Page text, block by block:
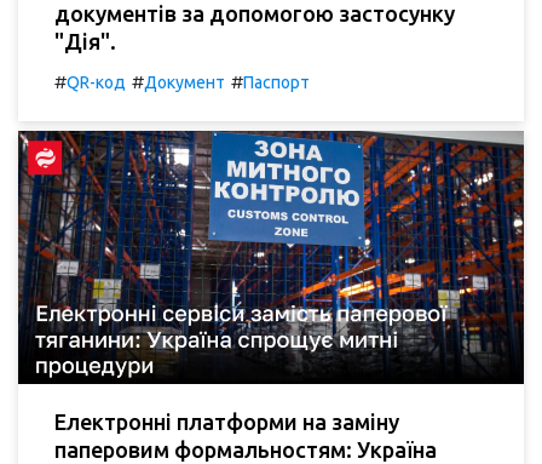
документів за допомогою застосунку
"Дія".
#QR-код #Документ #Паспорт
Електронні платформи на заміну
паперовим формальностям: Україна